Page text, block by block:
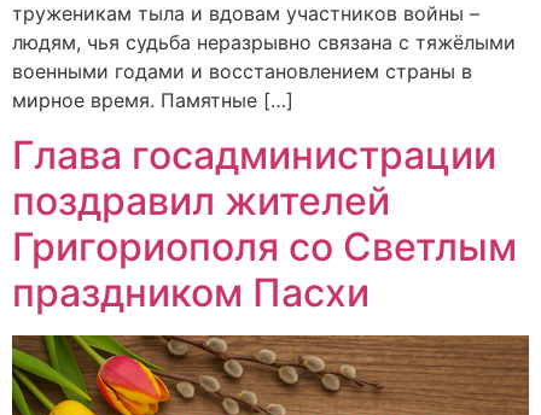
труженикам тыла и вдовам участников войны –
людям, чья судьба неразрывно связана с тяжёлыми
военными годами и восстановлением страны в
мирное время. Памятные […]
Глава госадминистрации
поздравил жителей
Григориополя со Светлым
праздником Пасхи